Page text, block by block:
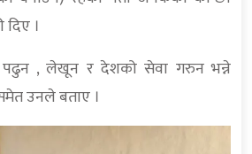
।
पढुन , लेखून र देशको सेवा गरुन भन्ने
उनले बताए ।